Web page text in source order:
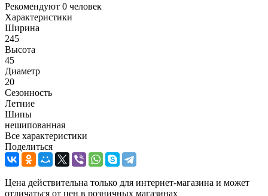
Рекомендуют 0 человек
Характеристики
Ширина
245
Высота
45
Диаметр
20
Сезонность
Летние
Шипы
нешипованная
Все характеристики
Поделиться
Цена действительна только для интернет-магазина и может
отличаться от цен в розничных магазинах